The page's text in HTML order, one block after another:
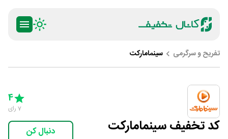
تفریح و سرگرمی سینمامارکت
کد تخفیف سینمامارکت
5 Stars
4
7 رای
دنبال کن